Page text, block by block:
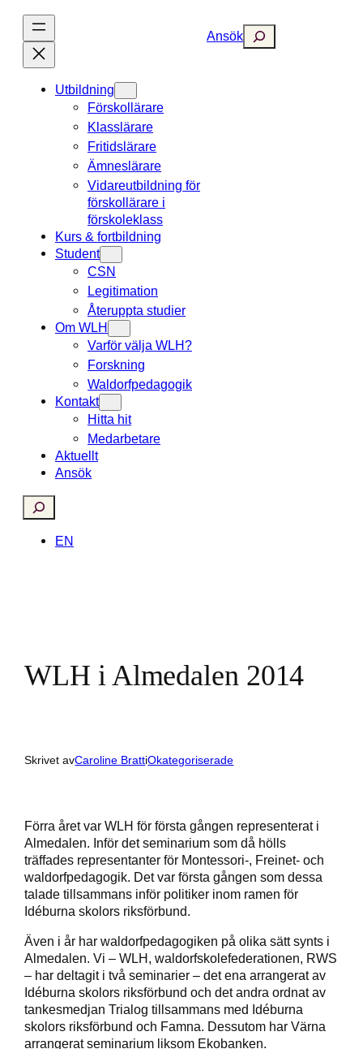
Hoppa
innehåll
Utbildning
Förskollärare
Klasslärare
Fritidslärare
Ämneslärare
Vidareutbildning för
förskollärare i
förskoleklass
Kurs & fortbildning
Student
CSN
Legitimation
Återuppta studier
Om WLH
Varför välja WLH?
Forskning
Waldorfpedagogik
Kontakt
Hitta hit
Medarbetare
Aktuellt
Ansök
Search
EN
AnsökSearch
WLH i Almedalen 2014
Skrivet avCaroline BrattiOkategoriserade
Förra året var WLH för första gången representerat i
Almedalen. Inför det seminarium som då hölls
träffades representanter för Montessori-, Freinet- och
waldorfpedagogik. Det var första gången som dessa
talade tillsammans inför politiker inom ramen för
Idéburna skolors riksförbund.
Även i år har waldorfpedagogiken på olika sätt synts i
Almedalen. Vi – WLH, waldorfskolefederationen, RWS
– har deltagit i två seminarier – det ena arrangerat av
Idéburna skolors riksförbund och det andra ordnat av
tankesmedjan Trialog tillsammans med Idéburna
skolors riksförbund och Famna. Dessutom har Värna
arrangerat seminarium liksom Ekobanken.